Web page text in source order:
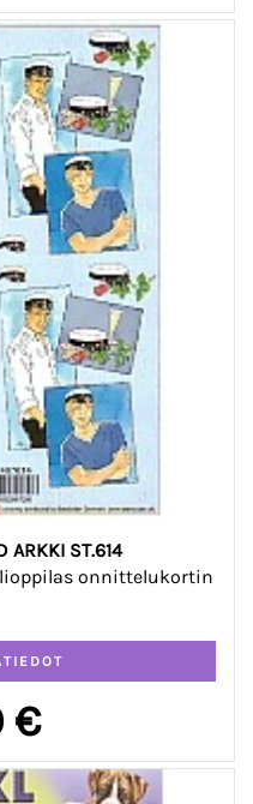
ARKKI ST.614
onnittelukortin
€